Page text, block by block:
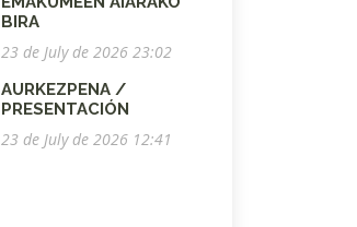
BIRA
23 de July de 2026 23:02
AURKEZPENA /
PRESENTACIÓN
23 de July de 2026 12:41